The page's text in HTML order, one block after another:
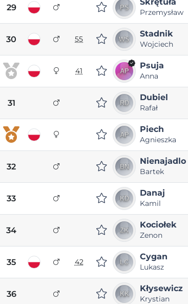
29 Przemysław
30 55
Stadnik
Wojciech
41
Psuja
Anna
31
Dubiel
Rafał
Piech
Agnieszka
32
Nienajadlo
Bartek
33
Danaj
Kamil
34
Kociołek
Zenon
35 42
Cygan
Lukasz
36
Kłysewicz
Krystian